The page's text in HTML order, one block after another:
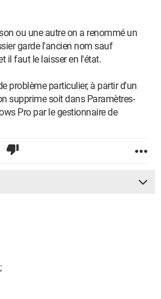
ou une autre on a renommé un
garde l'ancien nom sauf
il faut le laisser en l'état.
problème particulier, à partir d'un
supprime soit dans Paramètres-
Pro par le gestionnaire de